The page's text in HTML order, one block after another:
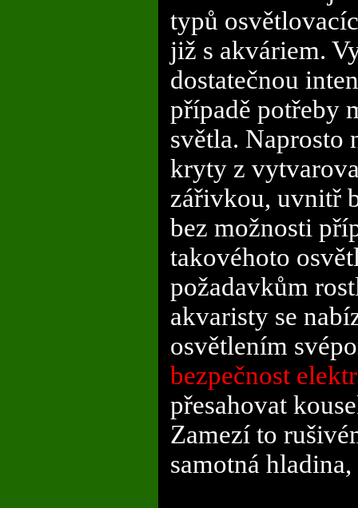
typů
již s akváriem.
dostatečnou
případě potřeby
světla. Naprosto
kryty z
zářivkou, uvnitř
bez možnosti
takovéhoto
požadavkům
akvaristy se
osvětlením
bezpečnost
přesahovat
Zamezí to
samotná